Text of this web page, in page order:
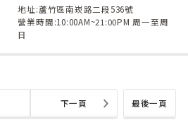
地址:蘆竹區南崁路二段536號
營業時間:10:00AM~21:00PM 周一至周
日
最後一頁
下一頁